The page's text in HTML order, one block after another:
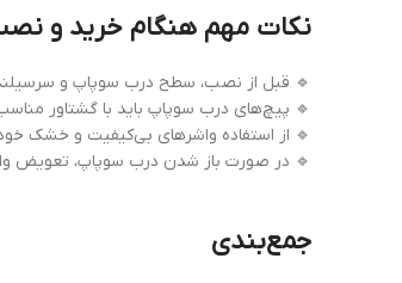
نکات مهم هنگام خرید و
🔹 قبل از نصب، سطح درب سوپاپ و
🔹 پیچ‌های درب سوپاپ باید با گشتاور
🔹 از استفاده واشرهای بی‌کیفیت و خشک
🔹 در صورت باز شدن درب سوپاپ، تعویض
جمع‌بندی